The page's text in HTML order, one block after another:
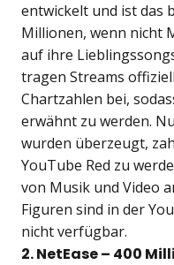
entwickelt und ist das
Millionen, wenn nicht
auf ihre
tragen Streams
Chartzahlen bei,
erwähnt zu werden.
wurden überzeugt,
YouTube Red zu
von Musik und Video
Figuren sind in der
nicht verfügbar.
2. NetEase – 400